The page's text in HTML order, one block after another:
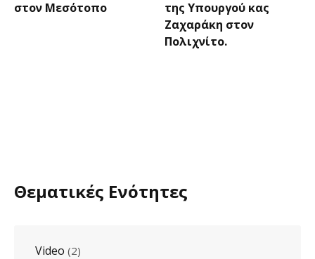
στον Μεσότοπο
της Υπουργού κας
Ζαχαράκη στον
Πολιχνίτο.
Θεματικές Ενότητες
Video (2)